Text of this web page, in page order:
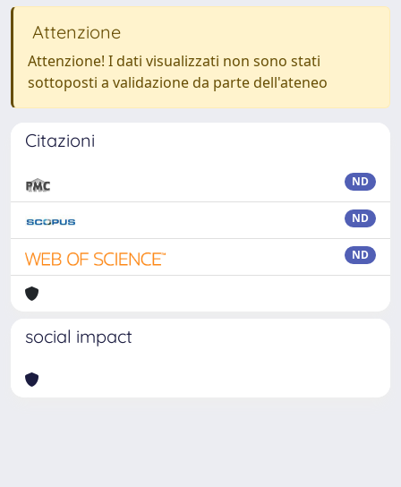
Attenzione
Attenzione! I dati visualizzati non sono stati
sottoposti a validazione da parte dell'ateneo
Citazioni
ND
ND
ND
social impact